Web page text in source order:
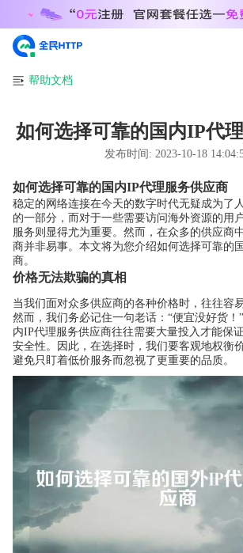
帮助文档
如何选择可靠的国内IP代
发布时间: 2023-10-18
如何选择可靠的国内IP代理服务供应商
稳定的网络连接在今天的数字时代无疑成为了
的一部分，而对于一些需要访问海外资源的用
服务则显得尤为重要。然而，在众多的供应商
商并非易事。本文将为您介绍如何选择可靠的
商。
价格无法欺骗的真相
当我们面对众多供应商的各种价格时，往往容
然而，我们务必记住一句老话：“便宜没好货！
内IP代理服务供应商往往需要大量投入才能保
安全性。因此，在选择时，我们要客观地权衡
避免只盯着低价服务而忽视了更重要的品质。